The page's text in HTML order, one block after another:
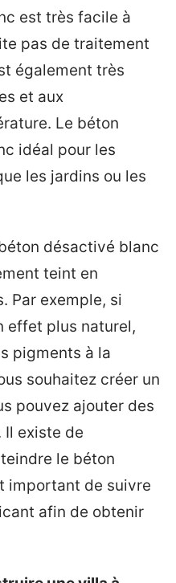
est très facile à
pas de traitement
également très
et aux
Le béton
idéal pour les
les jardins ou les
désactivé blanc
teint en
Par exemple, si
effet plus naturel,
pigments à la
souhaitez créer un
pouvez ajouter des
existe de
le béton
important de suivre
afin de obtenir